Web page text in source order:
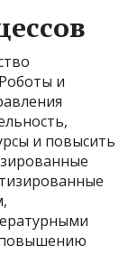
и
и повысить
повышению